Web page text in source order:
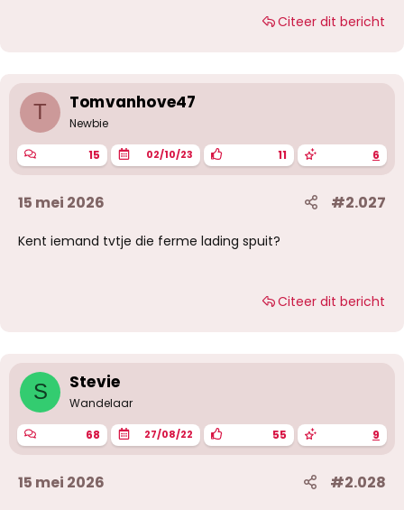
Citeer dit bericht
T Tomvanhove47
Newbie
15 02/10/23 11 6
15 mei 2026 #2.027
Kent iemand tvtje die ferme lading spuit?
Citeer dit bericht
S Stevie
Wandelaar
68 27/08/22 55 9
15 mei 2026 #2.028